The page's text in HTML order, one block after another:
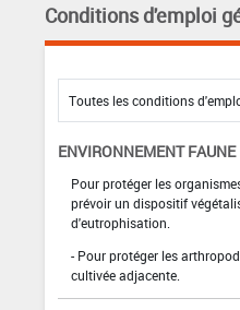
Conditions d'emploi
ENVIRONNEMENT FAUNE
Pour protéger les
prévoir un dispositif
d'eutrophisation.
- Pour protéger les
cultivée adjacente.